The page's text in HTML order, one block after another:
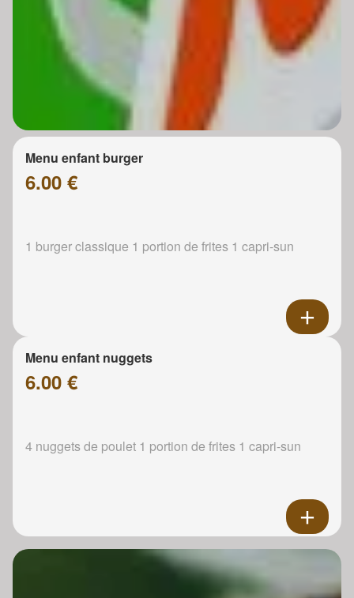
Menu enfant burger
6.00 €
1 burger classique 1 portion de frites 1 capri-sun
Menu enfant nuggets
6.00 €
4 nuggets de poulet 1 portion de frites 1 capri-sun